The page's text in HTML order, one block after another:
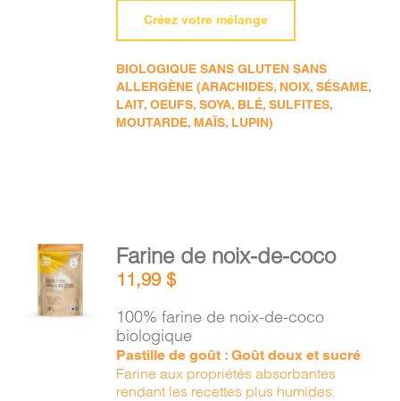
Créez votre mélange
BIOLOGIQUE SANS GLUTEN SANS
ALLERGÈNE (ARACHIDES, NOIX, SÉSAME,
LAIT, OEUFS, SOYA, BLÉ, SULFITES,
MOUTARDE, MAÏS, LUPIN)
AJOUTER
AU
PANIER
Farine de noix-de-coco
11,99$
100% farine de noix-de-coco
biologique
Pastille de goût : Goût doux et sucré
Farine aux propriétés absorbantes
rendant les recettes plus humides.